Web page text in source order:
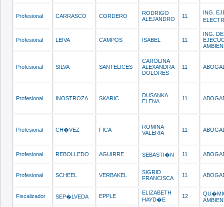
Profesional CARRASCO CORDERO
RODRIGO
ALEJANDRO
11
ING.
Profesional LEIVA CAMPOS ISABEL 11
ING. DE
Profesional SILVA SANTELICES
CAROLINA
ALEXANDRA
DOLORES
11
Profesional INOSTROZA SKARIC
DUSANKA
ELENA
11
Profesional CH�VEZ FICA
ROMINA
VALERIA
11
Profesional REBOLLEDO AGUIRRE SEBASTI�N 11
Profesional SCHEEL VERBAKEL
SIGRID
FRANCISCA
11
Fiscalizador SEP�LVEDA EPPLE
ELIZABETH
HAYD�E
12